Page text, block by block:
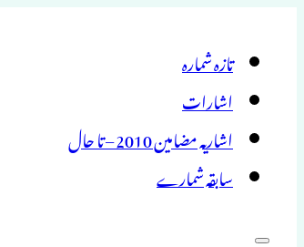
تازہ شمارہ
اشارات
اشاریہ مضامین 2010 – تا حال
سابقہ شمارے